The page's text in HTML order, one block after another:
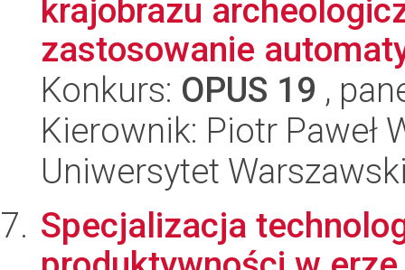
krajobrazu
zastosowanie
Konkurs: OPUS 19 ,
Kierownik: Piotr Paweł
Uniwersytet
Specjalizacja